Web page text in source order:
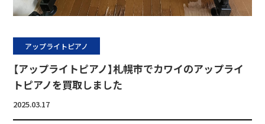
アップライトピアノ
【アップライトピアノ】札幌市でカワイのアップライ
トピアノを買取しました
2025.03.17